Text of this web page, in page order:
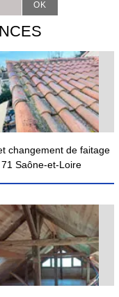
changement de faitage
71 Saône-et-Loire